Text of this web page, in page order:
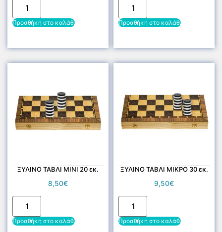
Προσθήκη στο καλάθι Προσθήκη στο καλάθι
ΞΥΛΙΝΟ ΤΑΒΛΙ ΜΙΝΙ 20 εκ.
8,50€
Προσθήκη στο καλάθι
ΞΥΛΙΝΟ ΤΑΒΛΙ ΜΙΚΡΟ 30 εκ.
9,50€
Προσθήκη στο καλάθι